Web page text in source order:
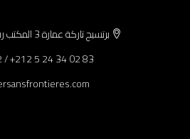
برتسيج تاركة عمارة 3 المكتب رقم 3 الطابق الأول مراكش
+212 5 24 34 02 83